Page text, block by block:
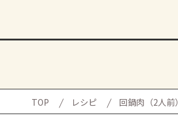
TOP レシピ 回鍋肉（2人前）